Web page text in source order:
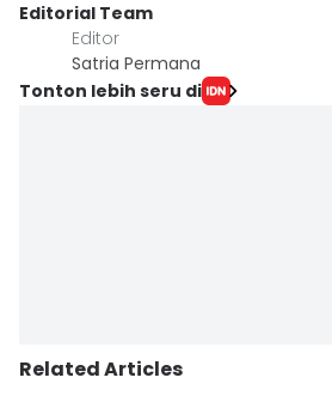
Editorial Team
Editor
Satria Permana
Tonton lebih seru di
Related Articles